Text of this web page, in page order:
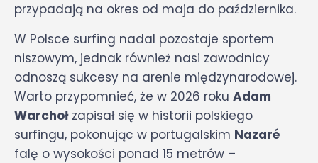
przypadają na okres od maja do października.
W Polsce surfing nadal pozostaje sportem
niszowym, jednak również nasi zawodnicy
odnoszą sukcesy na arenie międzynarodowej.
Warto przypomnieć, że w 2026 roku Adam
Warchołzapisał się w historii polskiego
surfingu, pokonując w portugalskim Nazaré
falę o wysokości ponad 15 metrów –